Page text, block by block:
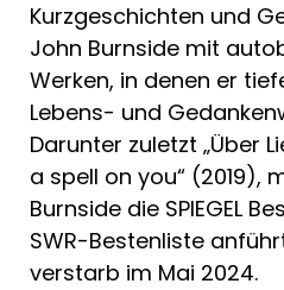
Kurzgeschichten und
John Burnside mit
Werken, in denen er
Lebens- und
Darunter zuletzt „Über
a spell on you“ (2019),
Burnside die SPIEGEL
SWR-Bestenliste
verstarb im Mai 2024.